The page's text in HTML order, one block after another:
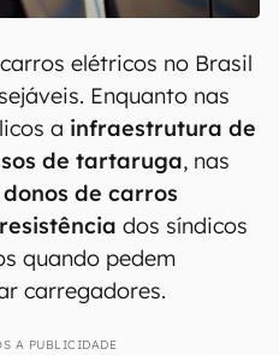
elétricos no Brasil
Enquanto nas
a infraestrutura de
de tartaruga, nas
de carros
dos síndicos
quando pedem
carregadores.
A PUBLICIDADE